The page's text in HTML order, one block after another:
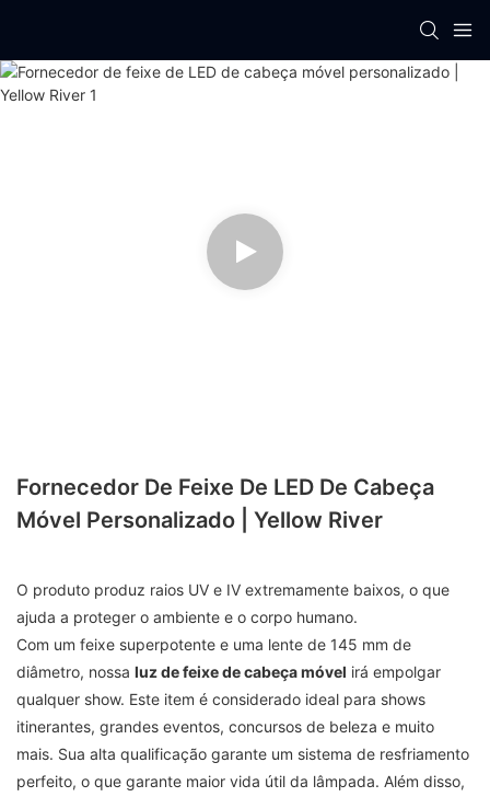
Fornecedor De Feixe De LED De Cabeça
Móvel Personalizado | Yellow River
O produto produz raios UV e IV extremamente baixos, o que
ajuda a proteger o ambiente e o corpo humano.
Com um feixe superpotente e uma lente de 145 mm de
diâmetro, nossa luz de feixe de cabeça móvel irá empolgar
qualquer show. Este item é considerado ideal para shows
itinerantes, grandes eventos, concursos de beleza e muito
mais. Sua alta qualificação garante um sistema de resfriamento
perfeito, o que garante maior vida útil da lâmpada. Além disso,